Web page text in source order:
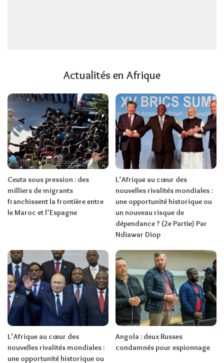
Actualités en Afrique
Ceuta sous pression : des
milliers de migrants
franchissent la frontière entre
le Maroc et l’Espagne
L’Afrique au cœur des
nouvelles rivalités mondiales :
une opportunité historique ou
un nouveau risque de
dépendance ? (2e Partie) Par
Ndiawar Diop
L’Afrique au cœur des
nouvelles rivalités mondiales :
une opportunité historique ou
Angola : deux Russes
condamnés pour espionnage